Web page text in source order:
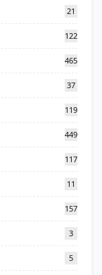
21
122
465
37
119
449
117
11
157
3
5